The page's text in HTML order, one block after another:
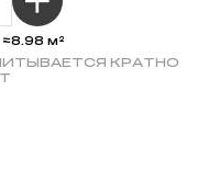
≈8.98 м²
КРАТНО